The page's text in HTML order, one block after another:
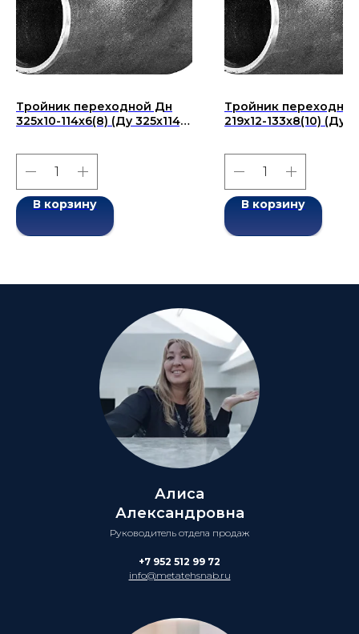
Тройник переходной Дн
325х10-114х6(8) (Ду 325х114)
В корзину
Тройник
219x12-133x8(10) (Ду
В корзину
Алиса
Александровна
Руководитель отдела продаж
+7 952 512 99 72
info@metatehsnab.ru